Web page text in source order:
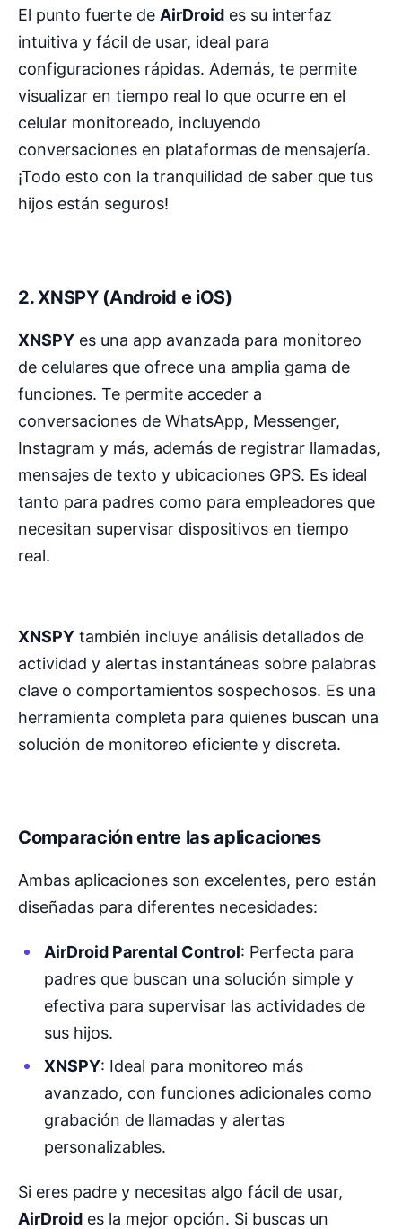
El punto fuerte de AirDroid es su interfaz
intuitiva y fácil de usar, ideal para
configuraciones rápidas. Además, te permite
visualizar en tiempo real lo que ocurre en el
celular monitoreado, incluyendo
conversaciones en plataformas de mensajería.
¡Todo esto con la tranquilidad de saber que tus
hijos están seguros!
2.XNSPY (Android e iOS)
XNSPY es una app avanzada para monitoreo
de celulares que ofrece una amplia gama de
funciones. Te permite acceder a
conversaciones de WhatsApp, Messenger,
Instagram y más, además de registrar llamadas,
mensajes de texto y ubicaciones GPS. Es ideal
tanto para padres como para empleadores que
necesitan supervisar dispositivos en tiempo
real.
XNSPY también incluye análisis detallados de
actividad y alertas instantáneas sobre palabras
clave o comportamientos sospechosos. Es una
herramienta completa para quienes buscan una
solución de monitoreo eficiente y discreta.
Comparación entre las aplicaciones
Ambas aplicaciones son excelentes, pero están
diseñadas para diferentes necesidades:
AirDroid Parental Control: Perfecta para
padres que buscan una solución simple y
efectiva para supervisar las actividades de
sus hijos.
XNSPY: Ideal para monitoreo más
avanzado, con funciones adicionales como
grabación de llamadas y alertas
personalizables.
Si eres padre y necesitas algo fácil de usar,
AirDroid es la mejor opción. Si buscas un